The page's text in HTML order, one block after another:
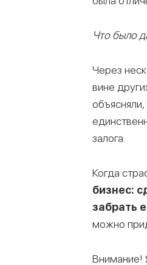
Что было
Через
вине
залога.
Когда
бизнес:
забрать
можно
Внимание!